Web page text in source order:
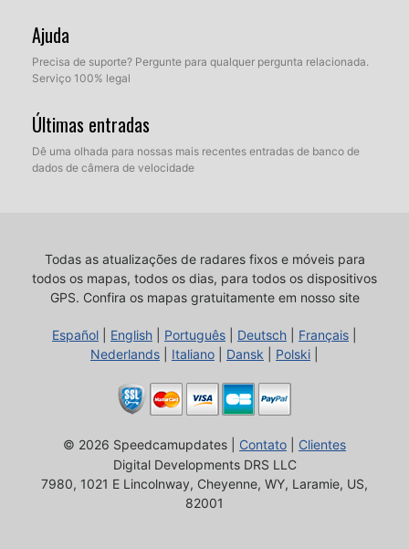
Ajuda
Precisa de suporte? Pergunte para qualquer pergunta relacionada.
Serviço 100% legal
Últimas entradas
Dê uma olhada para nossas mais recentes entradas de banco de
dados de câmera de velocidade
Todas as atualizações de radares fixos e móveis para
todos os mapas, todos os dias, para todos os dispositivos
GPS. Confira os mapas gratuitamente em nosso site
Español English Português Deutsch Français
Nederlands
Italiano Dansk Polski
© 2026 Speedcamupdates | Contato
Clientes
Digital Developments DRS LLC
7980, 1021 E Lincolnway, Cheyenne, WY, Laramie, US,
82001